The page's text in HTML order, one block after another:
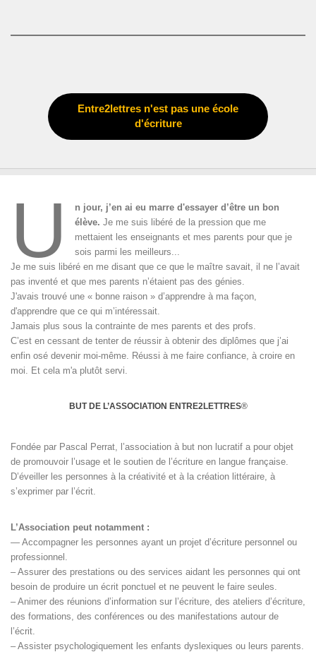
Entre2lettres n'est pas une école
d'écriture
U
n jour, j’en ai eu marre d'essayer d’être un bon
élève.Je me suis libéré de la pression que me
mettaient les enseignants et mes parents pour que je
sois parmi les meilleurs...
Je me suis libéré en me disant que ce que le maître savait, il ne l’avait
pas inventé et que mes parents n’étaient pas des génies.
J'avais trouvé une « bonne raison » d’apprendre à ma façon,
d'apprendre que ce qui m’intéressait.
Jamais plus sous la contrainte de mes parents et des profs.
C’est en cessant de tenter de réussir à obtenir des diplômes que j’ai
enfin osé devenir moi-même. Réussi à me faire confiance, à croire en
moi. Et cela m'a plutôt servi.
BUT DE L’ASSOCIATION ENTRE2LETTRES®
Fondée par Pascal Perrat, l’association à but non lucratif a pour objet
de promouvoir l’usage et le soutien de l’écriture en langue française.
D’éveiller les personnes à la créativité et à la création littéraire, à
s’exprimer par l’écrit.
L’Association peut notamment :
— Accompagner les personnes ayant un projet d’écriture personnel ou
professionnel.
– Assurer des prestations ou des services aidant les personnes qui ont
besoin de produire un écrit ponctuel et ne peuvent le faire seules.
– Animer des réunions d’information sur l’écriture, des ateliers d’écriture,
des formations, des conférences ou des manifestations autour de
l’écrit.
– Assister psychologiquement les enfants dyslexiques ou leurs parents.